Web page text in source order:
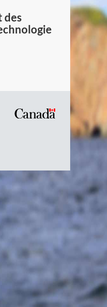
des
Symbole
Canada